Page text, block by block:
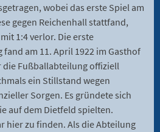
wobei das erste Spiel am
gegen Reichenhall stattfand,
1:4 verlor. Die erste
am 11. April 1922 im Gasthof
die Fußballabteilung offiziell
ein Stillstand wegen
Sorgen. Es gründete sich
auf dem Dietfeld spielten.
hier zu finden. Als die Abteilung